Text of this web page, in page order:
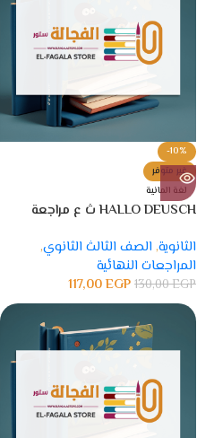
-10%
غير متوفر
لغة المانية
HALLO DEUSCH ث ع مراجعة
الثانوية, الصف الثالث الثانوي,
المراجعات النهائية
130,00EGP
117,00EGP